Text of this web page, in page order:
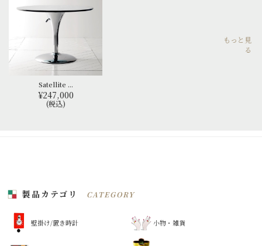
Satellite ...
¥247,000
(税込)
もっと見
る
製品カテゴリ CATEGORY
壁掛け/置き時計 小物・雑貨